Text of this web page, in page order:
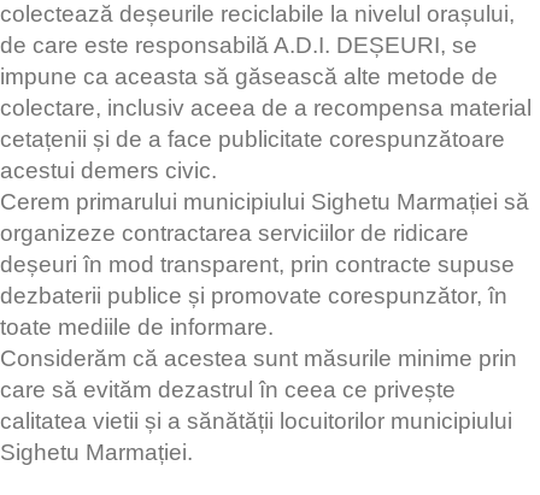
colectează deșeurile reciclabile la nivelul orașului,
de care este responsabilă A.D.I. DEȘEURI, se
impune ca aceasta să găsească alte metode de
colectare, inclusiv aceea de a recompensa material
cetațenii și de a face publicitate corespunzătoare
acestui demers civic.
Cerem primarului municipiului Sighetu Marmației să
organizeze contractarea serviciilor de ridicare
deșeuri în mod transparent, prin contracte supuse
dezbaterii publice și promovate corespunzător, în
toate mediile de informare.
Considerăm că acestea sunt măsurile minime prin
care să evităm dezastrul în ceea ce privește
calitatea vietii și a sănătății locuitorilor municipiului
Sighetu Marmației.